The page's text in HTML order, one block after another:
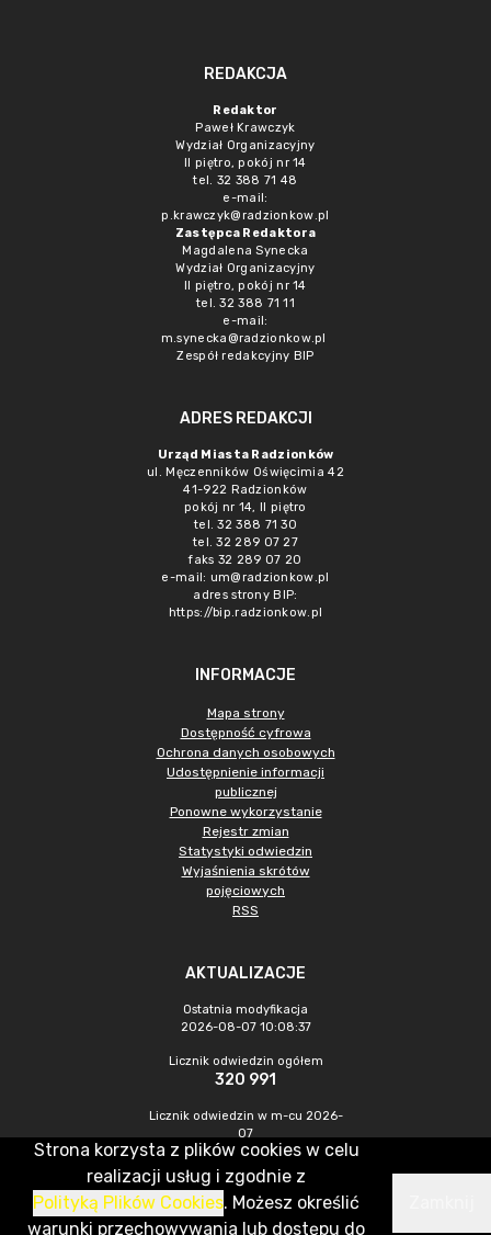
REDAKCJA
Redaktor
Paweł Krawczyk
Wydział Organizacyjny
II piętro, pokój nr 14
tel. 32 388 71 48
e-mail:
p.krawczyk@radzionkow.pl
Zastępca Redaktora
Magdalena Synecka
Wydział Organizacyjny
II piętro, pokój nr 14
tel. 32 388 71 11
e-mail:
m.synecka@radzionkow.pl
Zespół redakcyjny BIP
ADRES REDAKCJI
Urząd Miasta Radzionków
ul. Męczenników Oświęcimia 42
41-922 Radzionków
pokój nr 14, II piętro
tel. 32 388 71 30
tel. 32 289 07 27
faks 32 289 07 20
e-mail: um@radzionkow.pl
adres strony BIP:
https://bip.radzionkow.pl
INFORMACJE
Mapa strony
Dostępność cyfrowa
Ochrona danych osobowych
Udostępnienie informacji
publicznej
Ponowne wykorzystanie
Rejestr zmian
Statystyki odwiedzin
Wyjaśnienia skrótów
pojęciowych
RSS
AKTUALIZACJE
Ostatnia modyfikacja
2026-08-07 10:08:37
Licznik odwiedzin ogółem
320 991
Licznik odwiedzin w m-cu 2026-
07
1 050
CMS & Hosting: Nefeni Sp. z o.o.
Strona korzysta z plików cookies w celu
realizacji usług i zgodnie z
Polityką Plików Cookies. Możesz określić
warunki przechowywania lub dostępu do